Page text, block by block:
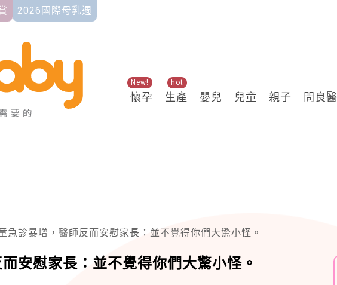
2026國際母乳週
懷孕
New!
生產
hot
嬰兒 兒童 親子 問良醫
急診暴增，醫師反而安慰家長：並不覺得你們大驚小怪。
安慰家長：並不覺得你們大驚小怪。